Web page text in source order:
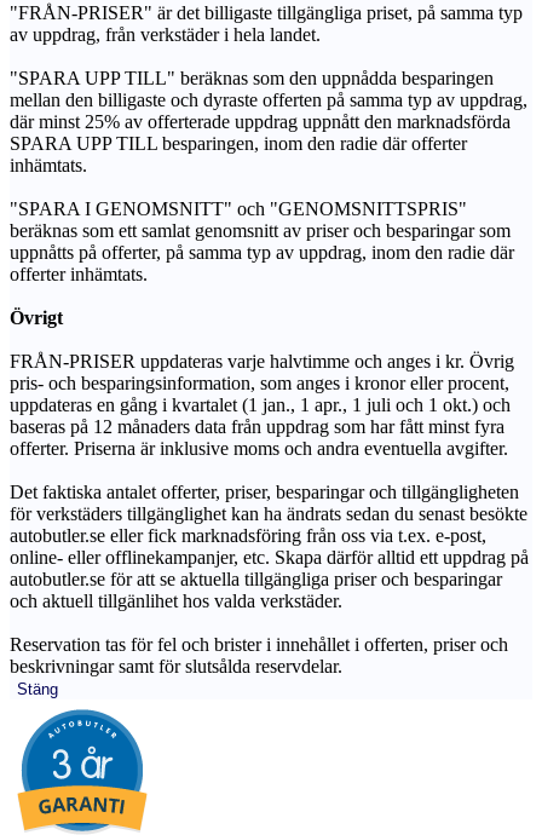
"FRÅN-PRISER" är det billigaste tillgängliga priset, på samma typ
av uppdrag, från verkstäder i hela landet.
"SPARA UPP TILL" beräknas som den uppnådda besparingen
mellan den billigaste och dyraste offerten på samma typ av uppdrag,
där minst 25% av offerterade uppdrag uppnått den marknadsförda
SPARA UPP TILL besparingen, inom den radie där offerter
inhämtats.
"SPARA I GENOMSNITT" och "GENOMSNITTSPRIS"
beräknas som ett samlat genomsnitt av priser och besparingar som
uppnåtts på offerter, på samma typ av uppdrag, inom den radie där
offerter inhämtats.
Övrigt
FRÅN-PRISER uppdateras varje halvtimme och anges i kr. Övrig
pris- och besparingsinformation, som anges i kronor eller procent,
uppdateras en gång i kvartalet (1 jan., 1 apr., 1 juli och 1 okt.) och
baseras på 12 månaders data från uppdrag som har fått minst fyra
offerter. Priserna är inklusive moms och andra eventuella avgifter.
Det faktiska antalet offerter, priser, besparingar och tillgängligheten
för verkstäders tillgänglighet kan ha ändrats sedan du senast besökte
autobutler.se eller fick marknadsföring från oss via t.ex. e-post,
online- eller offlinekampanjer, etc. Skapa därför alltid ett uppdrag på
autobutler.se för att se aktuella tillgängliga priser och besparingar
och aktuell tillgänlihet hos valda verkstäder.
Reservation tas för fel och brister i innehållet i offerten, priser och
beskrivningar samt för slutsålda reservdelar.
Stäng